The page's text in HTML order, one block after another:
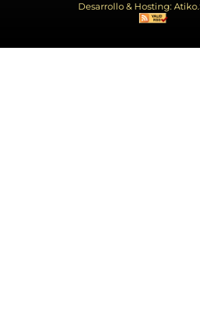
Desarrollo & Hosting: